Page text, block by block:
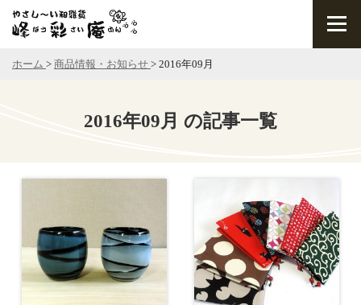
ホーム > 商品情報・お知らせ > 2016年09月
2016年09月 の記事一覧